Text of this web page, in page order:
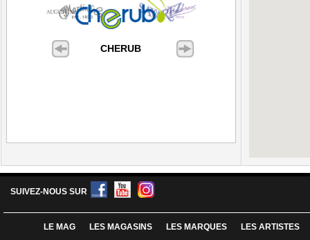
CHERUB
SUIVEZ-NOUS SUR
LE MAG LES MAGASINS LES MARQUES LES ARTISTES